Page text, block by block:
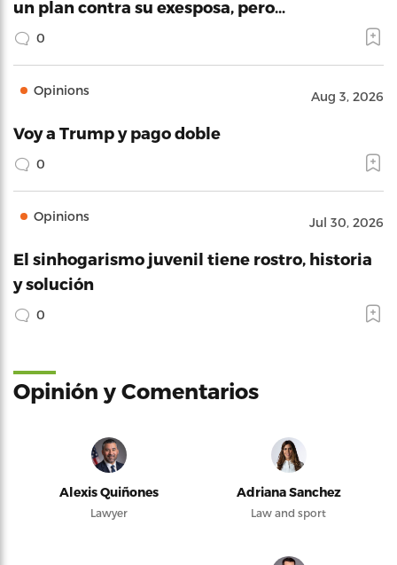
un plan contra su exesposa, pero…
0
Opinions Aug 3, 2026
Voy a Trump y pago doble
0
Opinions Jul 30, 2026
El sinhogarismo juvenil tiene rostro, historia
y solución
0
Opinión y Comentarios
Alexis Quiñones
Lawyer
Adriana Sanchez
Law and sport